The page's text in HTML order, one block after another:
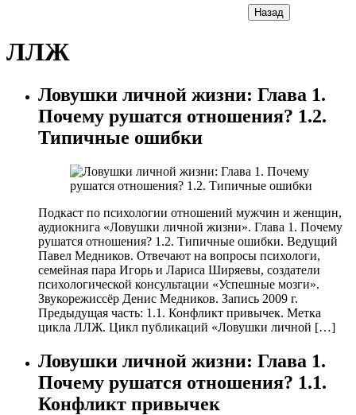
Назад
ЛЛЖ
Ловушки личной жизни: Глава 1.
Почему рушатся отношения? 1.2.
Типичные ошибки
Подкаст по психологии отношений мужчин и женщин,
аудиокнига «Ловушки личной жизни». Глава 1. Почему
рушатся отношения? 1.2. Типичные ошибки. Ведущий
Павел Медников. Отвечают на вопросы психологи,
семейная пара Игорь и Лариса Ширяевы, создатели
психологической консультации «Успешные мозги».
Звукорежиссёр Денис Медников. Запись 2009 г.
Предыдущая часть: 1.1. Конфликт привычек. Метка
цикла ЛЛЖ. Цикл публикаций «Ловушки личной […]
Ловушки личной жизни: Глава 1.
Почему рушатся отношения? 1.1.
Конфликт привычек